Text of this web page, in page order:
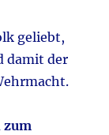
geliebt,
damit der
zum